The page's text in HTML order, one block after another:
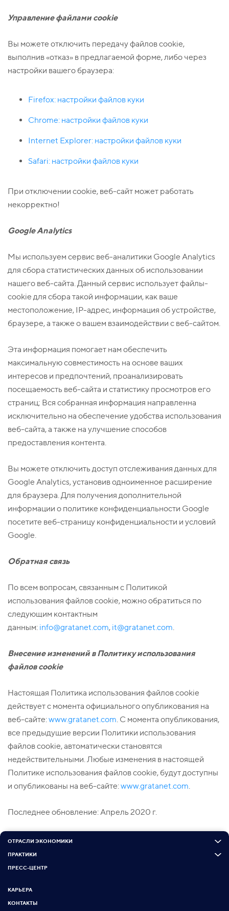
Управление файламиcookie
Вы можете отключить передачу файлов cookie,
выполнив «отказ» в предлагаемой форме, либо через
настройки вашего браузера:
Firefox: настройки файлов куки
Chrome: настройки файлов куки
Internet Explorer: настройки файлов куки
Safari: настройки файлов куки
При отключении cookie, веб-сайт может работать
некорректно!
Google Analytics
Мы используем сервис веб-аналитики Google Analytics
для сбора статистических данных об использовании
нашего веб-сайта. Данный сервис использует файлы-
cookie для сбора такой информации, как ваше
местоположение, IP-адрес, информация об устройстве,
браузере, а также о вашем взаимодействии с веб-сайтом.
Эта информация помогает нам обеспечить
максимальную совместимость на основе ваших
интересов и предпочтений, проанализировать
посещаемость веб-сайта и статистику просмотров его
страниц; Вся собранная информация направленна
исключительно на обеспечение удобства использования
веб-сайта, а также на улучшение способов
предоставления контента.
Вы можете отключить доступ отслеживания данных для
Google Analytics, установив одноименное расширение
для браузера. Для получения дополнительной
информации о политике конфиденциальности Google
посетите веб-страницу конфиденциальности и условий
Google.
Обратная связь
По всем вопросам, связанным с Политикой
использования файлов cookie, можно обратиться по
следующим контактным
данным: info@gratanet.com, it@gratanet.com.
Внесение изменений в Политику использования
файловcookie
Настоящая Политика использования файлов cookie
действует с момента официального опубликования на
веб-сайте:www.gratanet.com. С момента опубликования,
все предыдущие версии Политики использования
файлов cookie, автоматически становятся
недействительными. Любые изменения в настоящей
Политике использования файлов cookie, будут доступны
и опубликованы на веб-сайте:www.gratanet.com.
Последнее обновление: Апрель 2020 г.
ОТРАСЛИ ЭКОНОМИКИ
ПРАКТИКИ
ПРЕСС-ЦЕНТР
КАРЬЕРА
КОНТАКТЫ